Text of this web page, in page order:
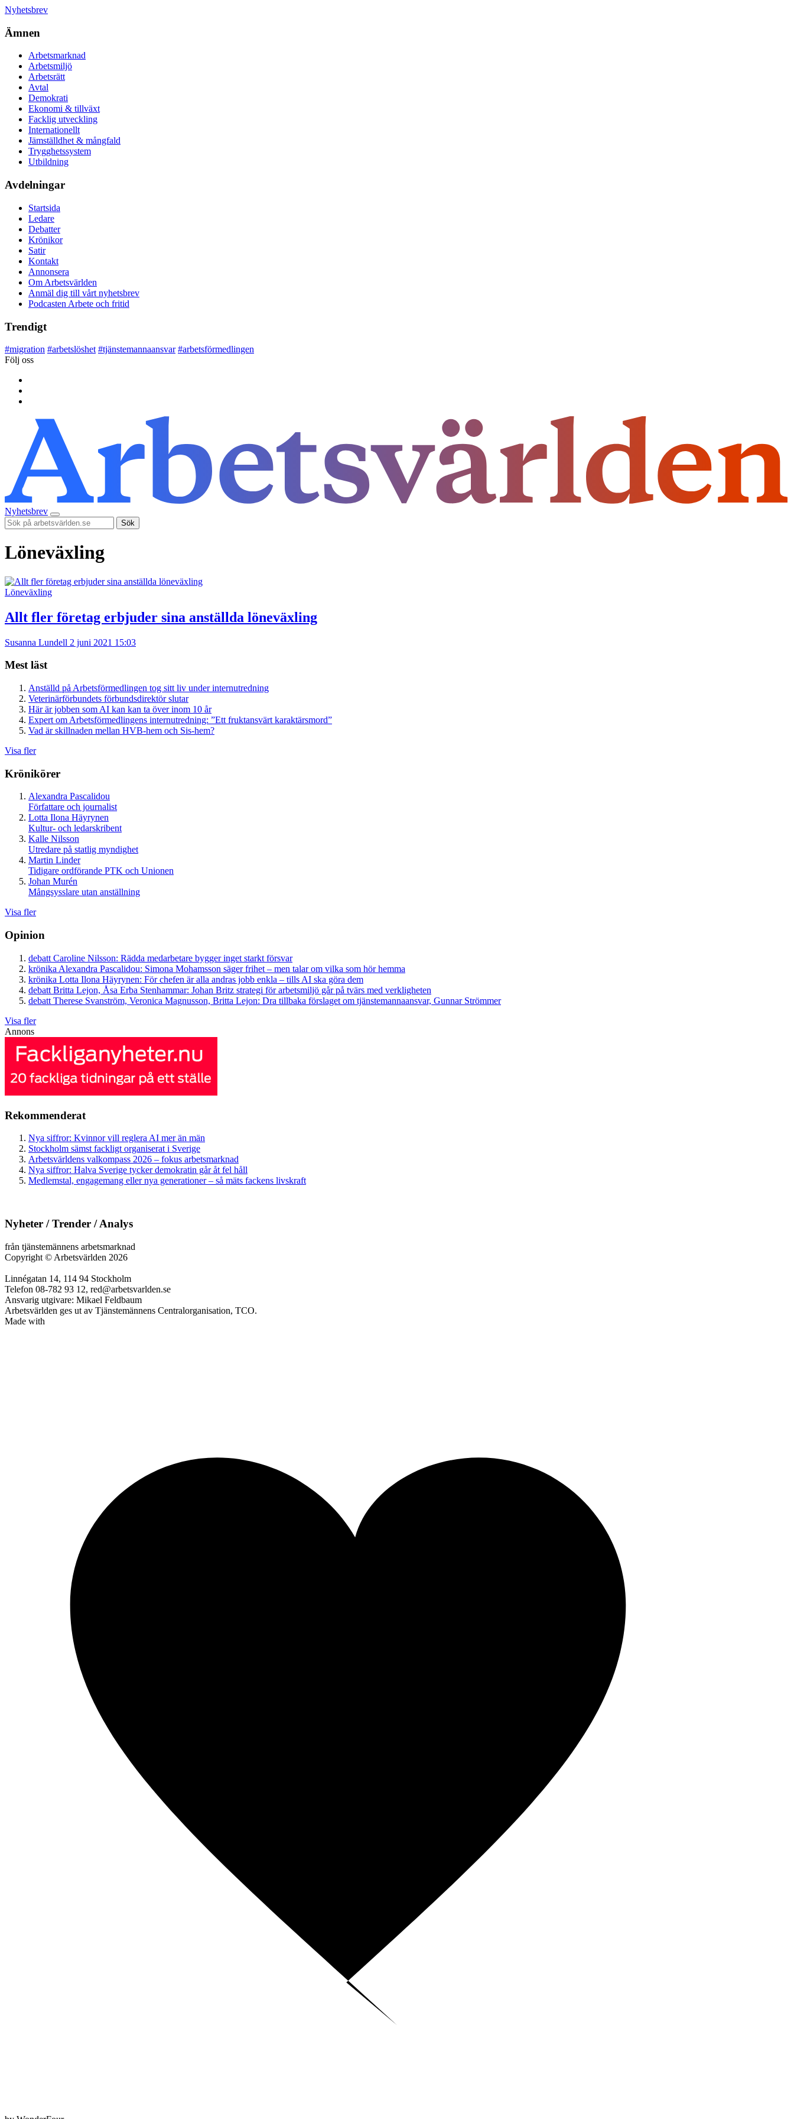
Nyhetsbrev
Ämnen
Arbetsmarknad
Arbetsmiljö
Arbetsrätt
Avtal
Demokrati
Ekonomi & tillväxt
Facklig utveckling
Internationellt
Jämställdhet & mångfald
Trygghetssystem
Utbildning
Avdelningar
Startsida
Ledare
Debatter
Krönikor
Satir
Kontakt
Annonsera
Om Arbetsvärlden
Anmäl dig till vårt nyhetsbrev
Podcasten Arbete och fritid
Trendigt
#migration #arbetslöshet #tjänstemannaansvar #arbetsförmedlingen
Följ oss
Nyhetsbrev
Sök
Löneväxling
Löneväxling
Allt fler företag erbjuder sina anställda löneväxling
Susanna Lundell 2 juni 2021 15:03
Mest läst
Anställd på Arbetsförmedlingen tog sitt liv under internutredning
Veterinärförbundets förbundsdirektör slutar
Här är jobben som AI kan kan ta över inom 10 år
Expert om Arbetsförmedlingens internutredning: ”Ett fruktansvärt karaktärsmord”
Vad är skillnaden mellan HVB-hem och Sis-hem?
Visa fler
Krönikörer
Alexandra Pascalidou
Författare och journalist
Lotta Ilona Häyrynen
Kultur- och ledarskribent
Kalle Nilsson
Utredare på statlig myndighet
Martin Linder
Tidigare ordförande PTK och Unionen
Johan Murén
Mångsysslare utan anställning
Visa fler
Opinion
debatt Caroline Nilsson: Rädda medarbetare bygger inget starkt försvar
krönika Alexandra Pascalidou: Simona Mohamsson säger frihet – men talar om vilka som hör hemma
krönika Lotta Ilona Häyrynen: För chefen är alla andras jobb enkla – tills AI ska göra dem
debatt Britta Lejon, Åsa Erba Stenhammar: Johan Britz strategi för arbetsmiljö går på tvärs med verkligheten
debatt Therese Svanström, Veronica Magnusson, Britta Lejon: Dra tillbaka förslaget om tjänstemannaansvar, Gunnar Strömmer
Visa fler
Annons
Rekommenderat
Nya siffror: Kvinnor vill reglera AI mer än män
Stockholm sämst fackligt organiserat i Sverige
Arbetsvärldens valkompass 2026 – fokus arbetsmarknad
Nya siffror: Halva Sverige tycker demokratin går åt fel håll
Medlemstal, engagemang eller nya generationer – så mäts fackens livskraft
Nyheter / Trender / Analys
från tjänstemännens arbetsmarknad
Copyright © Arbetsvärlden 2026
Linnégatan 14, 114 94 Stockholm
Telefon 08-782 93 12, red@arbetsvarlden.se
Ansvarig utgivare: Mikael Feldbaum
Arbetsvärlden ges ut av Tjänstemännens Centralorganisation, TCO.
Made with